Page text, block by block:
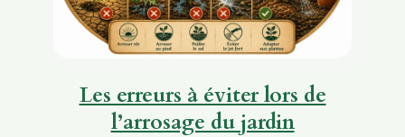
Les erreurs à éviter lors de
l’arrosage du jardin